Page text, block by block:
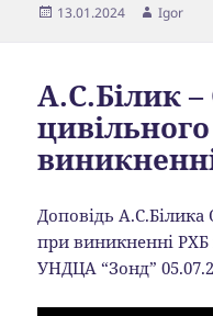
Опубліковано
13.01.2024 Автор
Igor
А.С.Білик
Доповідь А.С.Білика
при виникненні РХБ
УНДЦА “Зонд”